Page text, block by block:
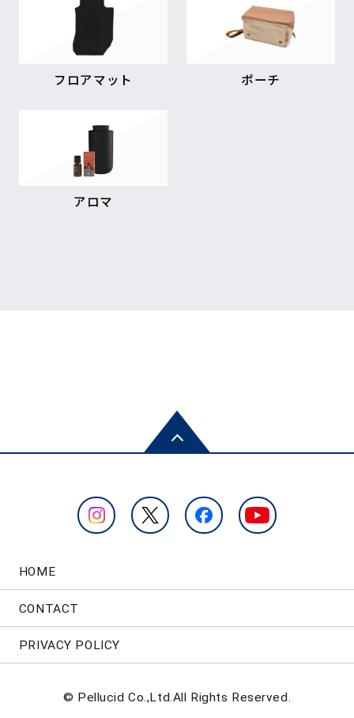
フロアマット ポーチ
アロマ
HOME
CONTACT
PRIVACY POLICY
© Pellucid Co.,Ltd.All Rights Reserved.